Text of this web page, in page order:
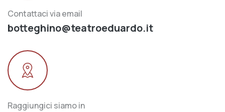
Contattaci via email
botteghino@teatroeduardo.it
Raggiungici siamo in